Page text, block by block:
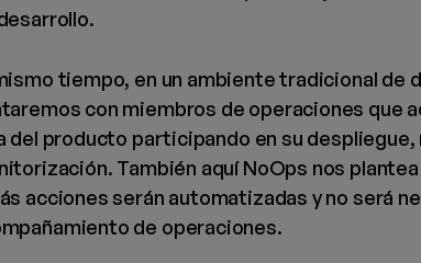
tiempo, en un ambiente tradicional de
con miembros de operaciones que
del producto participando en su
También aquí NoOps nos
acciones serán automatizadas y no será
de operaciones.